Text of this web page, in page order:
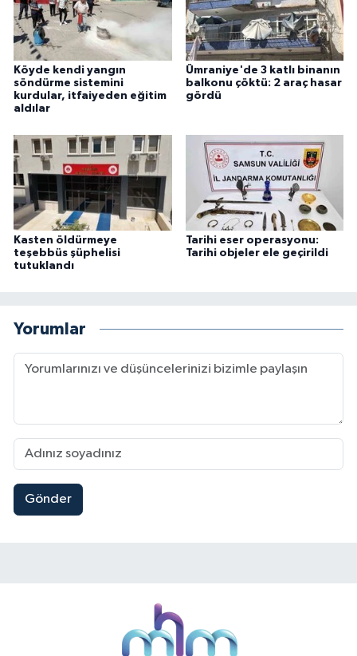
Köyde kendi yangın
söndürme sistemini
kurdular, itfaiyeden eğitim
aldılar
Ümraniye'de 3 katlı binanın
balkonu çöktü: 2 araç hasar
gördü
Kasten öldürmeye
teşebbüs şüphelisi
tutuklandı
Tarihi eser operasyonu:
Tarihi objeler ele geçirildi
Yorumlar
Gönder